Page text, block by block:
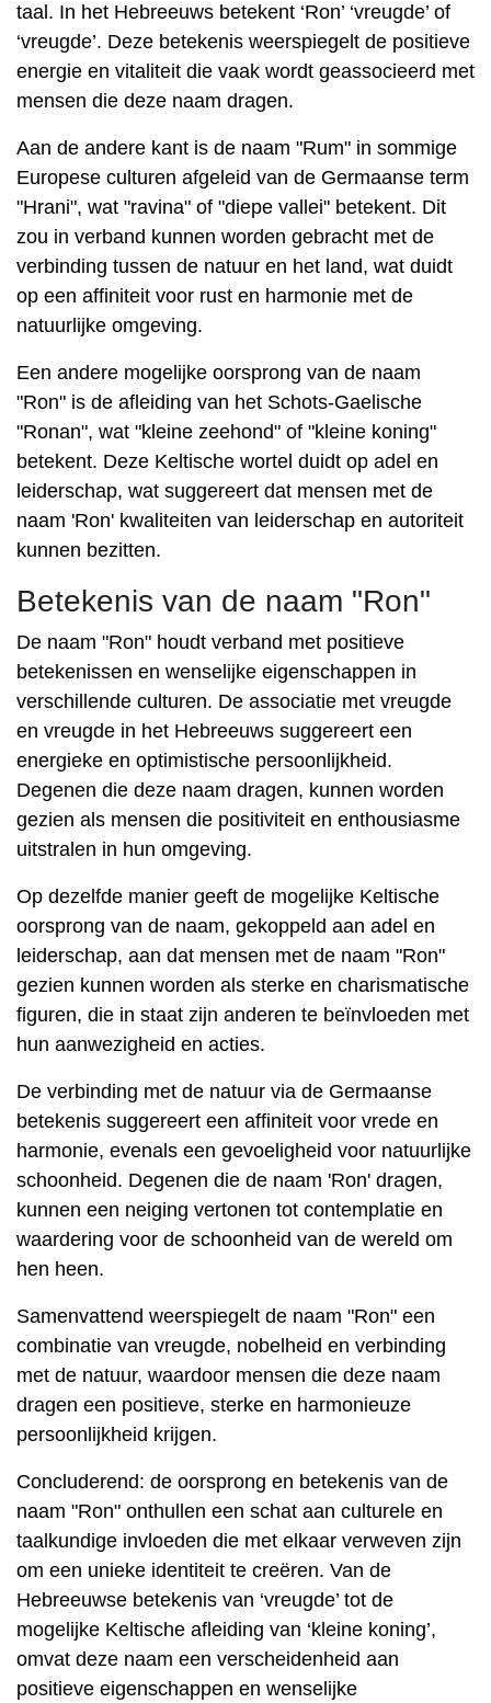
taal. In het Hebreeuws betekent ‘Ron’ ‘vreugde’ of
‘vreugde’. Deze betekenis weerspiegelt de positieve
energie en vitaliteit die vaak wordt geassocieerd met
mensen die deze naam dragen.
Aan de andere kant is de naam "Rum" in sommige
Europese culturen afgeleid van de Germaanse term
"Hrani", wat "ravina" of "diepe vallei" betekent. Dit
zou in verband kunnen worden gebracht met de
verbinding tussen de natuur en het land, wat duidt
op een affiniteit voor rust en harmonie met de
natuurlijke omgeving.
Een andere mogelijke oorsprong van de naam
"Ron" is de afleiding van het Schots-Gaelische
"Ronan", wat "kleine zeehond" of "kleine koning"
betekent. Deze Keltische wortel duidt op adel en
leiderschap, wat suggereert dat mensen met de
naam 'Ron' kwaliteiten van leiderschap en autoriteit
kunnen bezitten.
Betekenis van de naam "Ron"
De naam "Ron" houdt verband met positieve
betekenissen en wenselijke eigenschappen in
verschillende culturen. De associatie met vreugde
en vreugde in het Hebreeuws suggereert een
energieke en optimistische persoonlijkheid.
Degenen die deze naam dragen, kunnen worden
gezien als mensen die positiviteit en enthousiasme
uitstralen in hun omgeving.
Op dezelfde manier geeft de mogelijke Keltische
oorsprong van de naam, gekoppeld aan adel en
leiderschap, aan dat mensen met de naam "Ron"
gezien kunnen worden als sterke en charismatische
figuren, die in staat zijn anderen te beïnvloeden met
hun aanwezigheid en acties.
De verbinding met de natuur via de Germaanse
betekenis suggereert een affiniteit voor vrede en
harmonie, evenals een gevoeligheid voor natuurlijke
schoonheid. Degenen die de naam 'Ron' dragen,
kunnen een neiging vertonen tot contemplatie en
waardering voor de schoonheid van de wereld om
hen heen.
Samenvattend weerspiegelt de naam "Ron" een
combinatie van vreugde, nobelheid en verbinding
met de natuur, waardoor mensen die deze naam
dragen een positieve, sterke en harmonieuze
persoonlijkheid krijgen.
Concluderend: de oorsprong en betekenis van de
naam "Ron" onthullen een schat aan culturele en
taalkundige invloeden die met elkaar verweven zijn
om een ​​unieke identiteit te creëren. Van de
Hebreeuwse betekenis van ‘vreugde’ tot de
mogelijke Keltische afleiding van ‘kleine koning’,
omvat deze naam een ​​verscheidenheid aan
positieve eigenschappen en wenselijke